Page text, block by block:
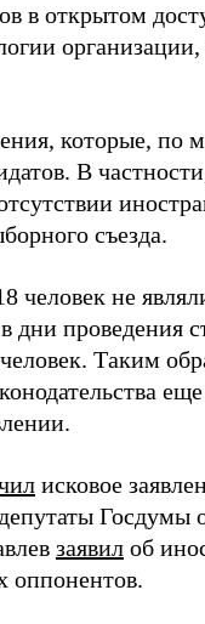
в открытом
которые, по
В
съезда.
человек не
дни проведения
Таким
исковое
Госдумы
заявил об
оппонентов.